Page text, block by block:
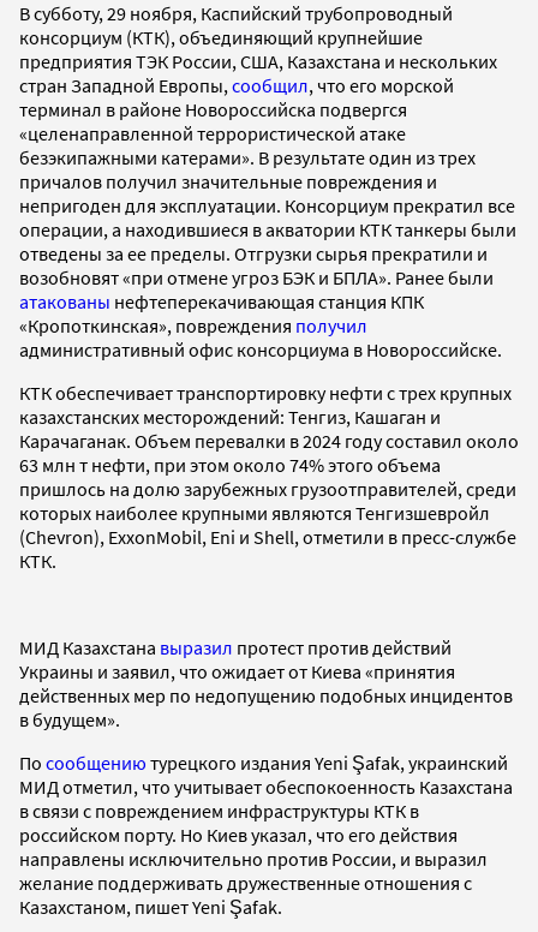
В субботу, 29 ноября, Каспийский трубопроводный
консорциум (КТК), объединяющий крупнейшие
предприятия ТЭК России, США, Казахстана и нескольких
стран Западной Европы,сообщил, что его морской
терминал в районе Новороссийска подвергся
«целенаправленной террористической атаке
безэкипажными катерами». В результате один из трех
причалов получил значительные повреждения и
непригоден для эксплуатации. Консорциум прекратил все
операции, а находившиеся в акватории КТК танкеры были
отведены за ее пределы. Отгрузки сырья прекратили и
возобновят «при отмене угроз БЭК и БПЛА». Ранее были
атакованы нефтеперекачивающая станция КПК
«Кропоткинская», повреждения получил
административный офис консорциума в Новороссийске.
КТК обеспечивает транспортировку нефти с трех крупных
казахстанских месторождений: Тенгиз, Кашаган и
Карачаганак. Объем перевалки в 2024 году составил около
63 млн т нефти, при этом около 74% этого объема
пришлось на долю зарубежных грузоотправителей, среди
которых наиболее крупными являются Тенгизшевройл
(Chevron), ExxonMobil, Eni и Shell, отметили в пресс-службе
КТК.
МИД Казахстана выразил протест против действий
Украины и заявил, что ожидает от Киева «принятия
действенных мер по недопущению подобных инцидентов
в будущем».
По сообщению турецкого издания Yeni Şafak, украинский
МИД отметил, что учитывает обеспокоенность Казахстана
в связи с повреждением инфраструктуры КТК в
российском порту. Но Киев указал, что его действия
направлены исключительно против России, и выразил
желание поддерживать дружественные отношения с
Казахстаном, пишет Yeni Şafak.